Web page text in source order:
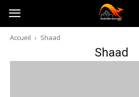
Australia-
australie.com
Accueil Shaad
Shaad